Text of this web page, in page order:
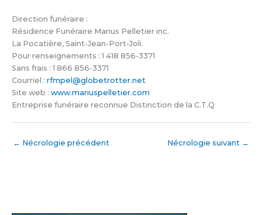
Direction funéraire :
Résidence Funéraire Marius Pelletier inc.
La Pocatière, Saint-Jean-Port-Joli.
Pour renseignements : 1 418 856-3371
Sans frais : 1 866 856-3371
Courriel : rfmpel@globetrotter.net
Site web : www.mariuspelletier.com
Entreprise funéraire reconnue Distinction de la C.T.Q
← Nécrologie précédent Nécrologie suivant →